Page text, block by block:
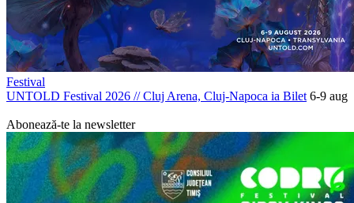
Festival
UNTOLD Festival 2026 //Cluj Arena, Cluj-Napoca ia Bilet 6-9 aug
Abonează-te la newsletter